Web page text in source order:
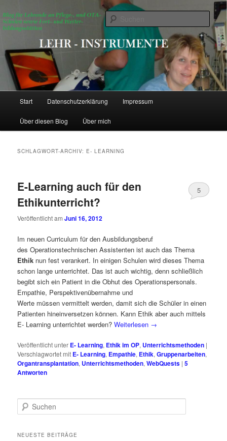
primären
Inhalt
sekundären
Inhalt
Lehr- Instrumente
Blog für Lehrende an Pflege-, OTA- Schulen sowie Fort- und
Weiterbildungsstätten für Gesundheitsberufe
Start Datenschutzerklärung Impressum
Über diesen Blog Über mich
SCHLAGWORT-ARCHIV: E- LEARNING
E-Learning auch für den
Ethikunterricht?
Veröffentlicht amJuni 16, 2012
5
Im neuen Curriculum für den Ausbildungsberuf
des Operationstechnischen Assistenten ist auch das Thema
Ethik nun fest verankert. In einigen Schulen wird dieses Thema
schon lange unterrichtet. Das ist auch wichtig, denn schließlich
begibt sich ein Patient in die Obhut des Operationspersonals.
Empathie, Perspektivenübernahme und
Werte müssen vermittelt werden, damit sich die Schüler in einen
Patienten hineinversetzen können. Kann Ethik aber auch mittels
E- Learning unterrichtet werden?Weiterlesen →
Veröffentlicht unter E- Learning, Ethik im OP, Unterrichtsmethoden |
Verschlagwortet mit E- Learning, Empathie, Ethik,Gruppenarbeiten,
Organtransplantation, Unterrichtsmethoden,WebQuests |5
Antworten
u
h
NEUESTE BEITRÄGE